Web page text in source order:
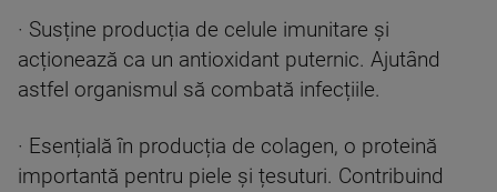
· Susține producția de celule imunitare și
acționează ca un antioxidant puternic. Ajutând
astfel organismul să combată infecțiile.
· Esențială în producția de colagen, o proteină
importantă pentru piele și țesuturi. Contribuind